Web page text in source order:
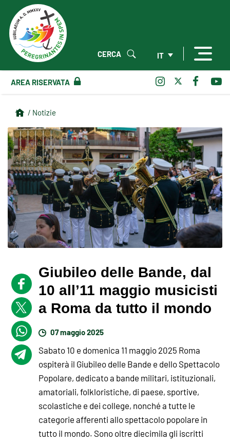
IT
CERCA
AREA RISERVATA
/ Notizie
Giubileo delle Bande, dal
10 all’11 maggio musicisti
a Roma da tutto il mondo
07 maggio 2025
Sabato 10 e domenica 11 maggio 2025 Roma
ospiterà il Giubileo delle Bande e dello Spettacolo
Popolare, dedicato a bande militari, istituzionali,
amatoriali, folkloristiche, di paese, sportive,
scolastiche e dei college, nonché a tutte le
categorie afferenti allo spettacolo popolare in
tutto il mondo. Sono oltre diecimila gli iscritti